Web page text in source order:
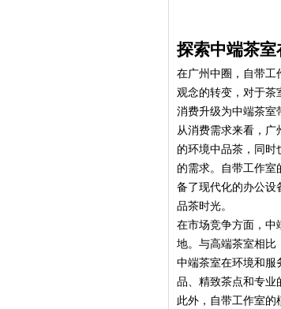
探索中端茶
在广州中圈，自带工
观念的转变，对于茶
消费升级为中端茶室
从消费需求来看，
的环境中品茶，同
的需求。自带工作
备了现代化的办公设
品茶时光。
在市场竞争方面，中
地。与高端茶室相比
中端茶室在环境和服
品、精致茶点和专业
此外，自带工作室